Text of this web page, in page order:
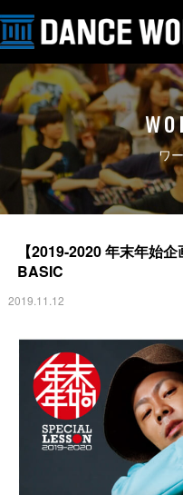
ワ
【2019-2020 年末年始
BASIC
2019.11.12